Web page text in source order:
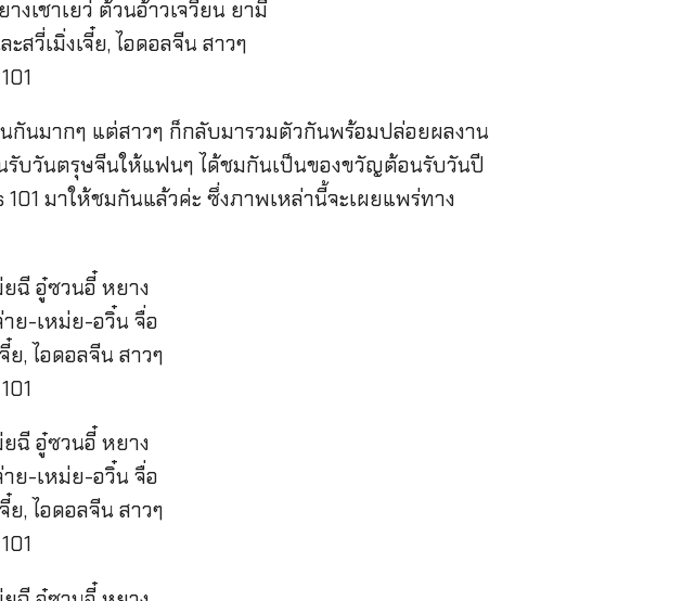
กันมากๆ แต่สาวๆ ก็กลับมารวมตัวกันพร้อมปล่อยผลงาน
บวันตรุษจีนให้แฟนๆ ได้ชมกันเป็นของขวัญต้อนรับวันปี
มาให้ชมกันแล้วค่ะ ซึ่งภาพเหล่านี้จะเผยแพร่ทาง